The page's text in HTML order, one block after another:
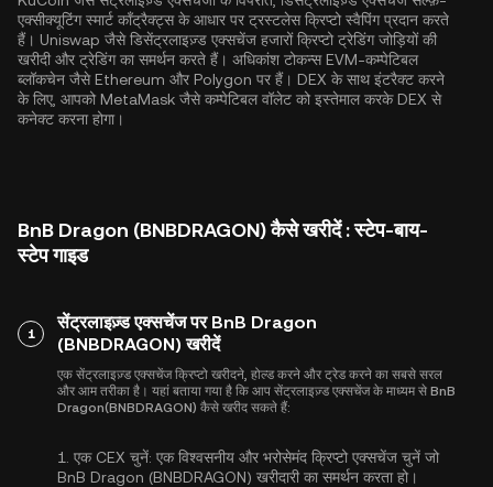
एक्सीक्यूटिंग स्मार्ट कॉंट्रैक्ट्स के आधार पर ट्रस्टलेस क्रिप्टो स्वैपिंग प्रदान करते
हैं। Uniswap जैसे डिसेंट्रलाइज़्ड एक्सचेंज हजारों क्रिप्टो ट्रेडिंग जोड़ियों की
खरीदी और ट्रेडिंग का समर्थन करते हैं। अधिकांश टोकन्स EVM-कम्पेटिबल
ब्लॉकचेन जैसेEthereum और Polygon पर हैं। DEX के साथ इंटरैक्ट करने
के लिए, आपको MetaMask जैसे कम्पेटिबल वॉलेट को इस्तेमाल करके DEX से
कनेक्ट करना होगा।
BnB Dragon (BNBDRAGON) कैसे खरीदें : स्टेप-बाय-
स्टेप गाइड
1
सेंट्रलाइज़्ड एक्सचेंज पर BnB Dragon
(BNBDRAGON) खरीदें
एक सेंट्रलाइज़्ड एक्सचेंज क्रिप्टो खरीदने, होल्ड करने और ट्रेड करने का सबसे सरल
और आम तरीका है। यहां बताया गया है कि आप सेंट्रलाइज़्ड एक्सचेंज के माध्यम से BnB
Dragon(BNBDRAGON) कैसे खरीद सकते हैं:
1. एक CEX चुनें: एक विश्वसनीय और भरोसेमंद क्रिप्टो एक्सचेंज चुनें जो
BnB Dragon (BNBDRAGON) खरीदारी का समर्थन करता हो।